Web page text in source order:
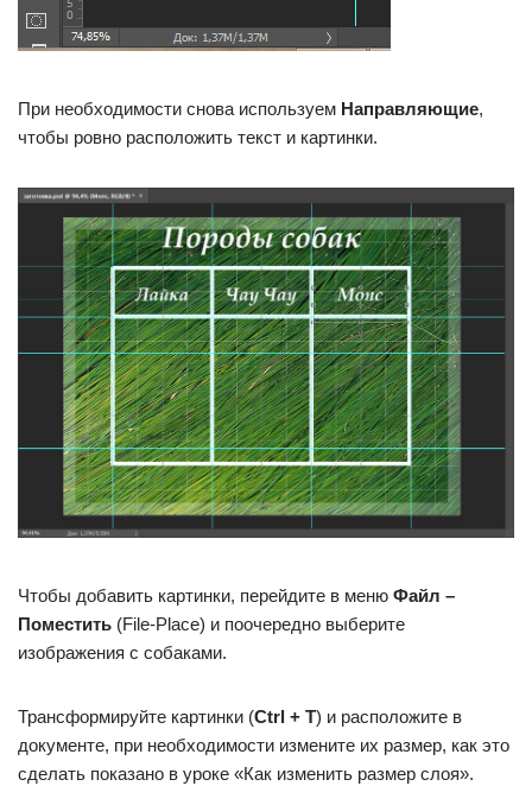
При необходимости снова используем Направляющие,
чтобы ровно расположить текст и картинки.
Чтобы добавить картинки, перейдите в меню Файл –
Поместить (File-Place) и поочередно выберите
изображения с собаками.
Трансформируйте картинки (Ctrl + T) и расположите в
документе, при необходимости измените их размер, как это
сделать показано в уроке «Как изменить размер слоя».